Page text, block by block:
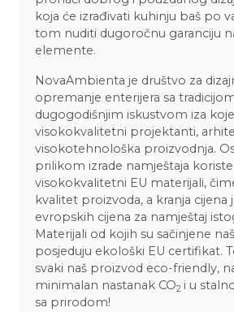
koja će izrađivati kuhinju baš po
tom nuditi dugoročnu garanciju
elemente.
NovaAmbienta je društvo za
opremanje enterijera sa
dugogodišnjim iskustvom iza
visokokvalitetni projektanti,
visokotehnološka proizvodnja.
prilikom izrade namještaja koriste
visokokvalitetni EU materijali,
kvalitet proizvoda, a kranja cijena
evropskih cijena za namještaj
Materijali od kojih su sačinjene
posjeduju ekološki EU certifikat.
svaki naš proizvod eco-friendly,
minimalan nastanak CO2 i u
sa prirodom!